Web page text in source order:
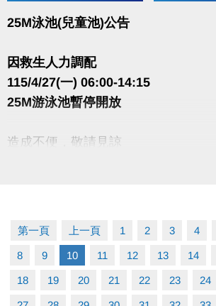
25M泳池(兒童池)公告
因救生人力調配
115/4/27(一) 06:00-14:15
25M游泳池暫停開放
造成不便，敬請見諒
第一頁 上一頁 1 2 3 4
8 9 10 11 12 13 14
18 19 20 21 22 23 24